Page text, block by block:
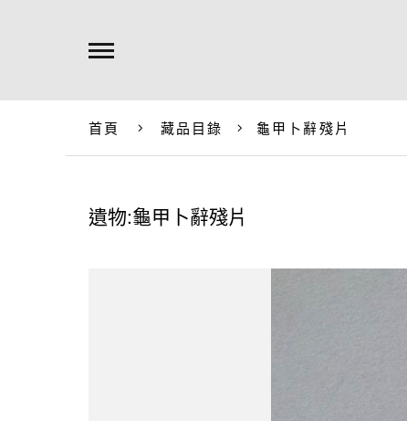
首頁 藏品目錄 龜甲卜辭殘片
遺物:龜甲卜辭殘片